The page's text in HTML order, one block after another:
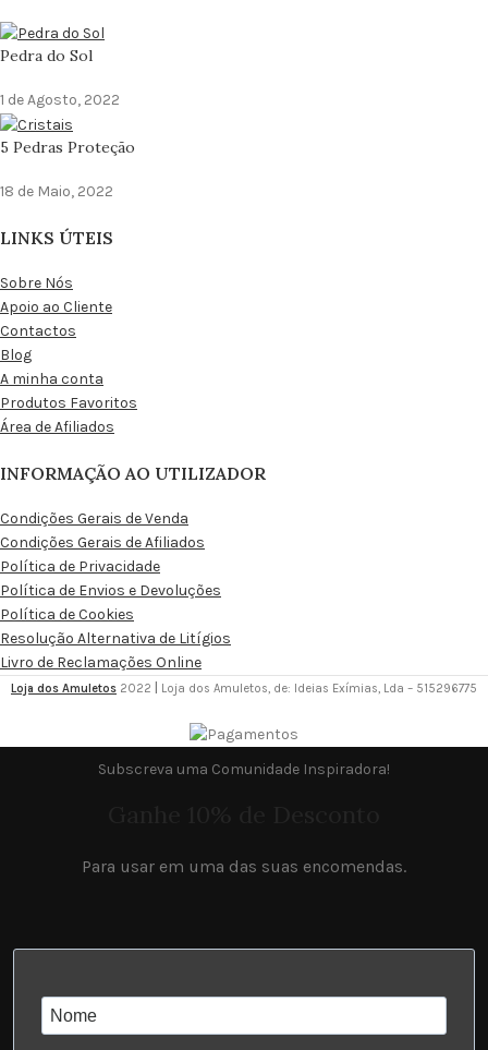
Pedra do Sol
1 de Agosto, 2022
5 Pedras Proteção
18 de Maio, 2022
LINKS ÚTEIS
Sobre Nós
Apoio ao Cliente
Contactos
Blog
A minha conta
Produtos Favoritos
Área de Afiliados
INFORMAÇÃO AO UTILIZADOR
Condições Gerais de Venda
Condições Gerais de Afiliados
Política de Privacidade
Política de Envios e Devoluções
Política de Cookies
Resolução Alternativa de Litígios
Livro de Reclamações Online
Loja dos Amuletos 2022 Loja dos Amuletos, de: Ideias Exímias, Lda – 515296775
Subscreva uma Comunidade Inspiradora!
Para usar em uma das suas encomendas.